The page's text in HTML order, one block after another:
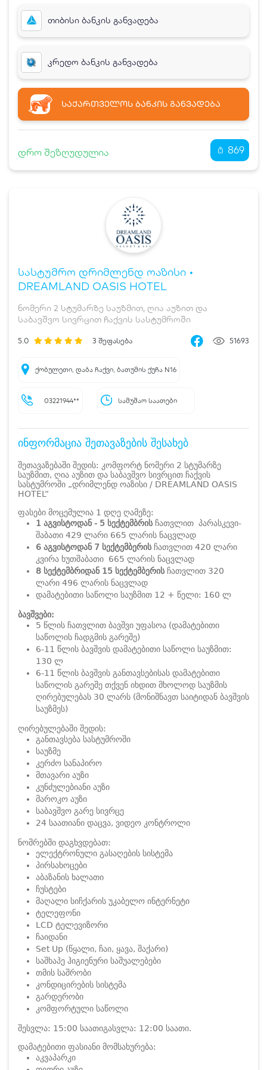
თიბისი ბანკის განვადება
კრედო ბანკის განვადება
ᲡᲐᲥᲐᲠᲗᲕᲔᲚᲝᲡ ᲑᲐᲜᲙᲘᲡ ᲒᲐᲜᲕᲐᲓᲔᲑᲐ
დრო შეზღუდულია 869
სასტუმრო დრიმლენდ ოაზისი •
DREAMLAND OASIS HOTEL
ნომერი 2 სტუმარზე საუზმით, ღია აუზით და
საბავშვო სივრცით ჩაქვის სასტუმროში
5.0 3 შეფასება 51693
ქობულეთი, დაბა ჩაქვი, ბათუმის ქუჩა N16
03221944** სამუშაო საათები
ინფორმაცია შეთავაზების შესახებ
შეთავაზებაში შედის: კომფორტ ნომერი 2 სტუმარზე
საუზმით, ღია აუზით და საბავშვო სივრცით ჩაქვის
სასტუმროში „დრიმლენდ ოაზისი / DREAMLAND OASIS
HOTEL“
ფასები მოცემულია 1 დღე ღამეზე:
1 აგვისტოდან - 5 სექტემბრის ჩათვლით პარასკევი-
შაბათი 429 ლარი 665 ლარის ნაცვლად
6 აგვისტოდან 7 სექტემბერის ჩათვლით 420 ლარი
კვირა ხუთშაბათი 665 ლარის ნაცვლად
8 სექტემბრიდან 15 სექტემბერის ჩათვლით 320
ლარი 496 ლარის ნაცვლად
დამატებითი საწოლი საუზმით 12 + წელი: 160 ლ
ბავშვები:
5 წლის ჩათვლით ბავშვი უფასოა (დამატებითი
საწოლის ჩადგმის გარეშე)
6-11 წლის ბავშვის დამატებითი საწოლი საუზმით:
130 ლ
6-11 წლის ბავშვის განთავსებისას დამატებითი
საწოლის გარეშე თქვენ იხდით მხოლოდ საუზმის
ღირებულებას 30 ლარს (მონიშნავთ საიტიდან ბავშვის
საუზმეს)
ღირებულებაში შედის:
განთავსება სასტუმროში
საუზმე
კერძო სანაპირო
მთავარი აუზი
კუნძულებიანი აუზი
მაროკო აუზი
საბავშვო გარე სივრცე
24 საათიანი დაცვა, ვიდეო კონტროლი
ნომრებში დაგხვდებათ:
ელექტრონული გასაღების სისტემა
პირსახოცები
აბაზანის ხალათი
ჩუსტები
მაღალი სიჩქარის უკაბელო ინტერნეტი
ტელეფონი
LCD ტელევიზორი
ჩაიდანი
Set Up (წყალი, ჩაი, ყავა, შაქარი)
საშხაპე ჰიგიენური საშუალებები
თმის საშრობი
კონდიცირების სისტემა
გარდერობი
კომფორტული საწოლი
შესვლა: 15:00 საათიგასვლა: 12:00 საათი.
დამატებითი ფასიანი მომსახურება:
აკვაპარკი